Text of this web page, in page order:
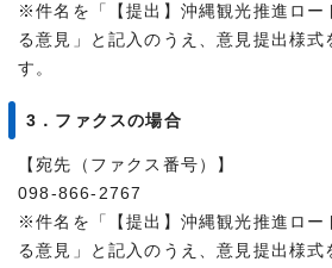
※件名を「【提出】沖縄観光推進ロー
る意見」と記入のうえ、意見提出様式
す。
3．ファクスの場合
【宛先（ファクス番号）】
098-866-2767
※件名を「【提出】沖縄観光推進ロー
る意見」と記入のうえ、意見提出様式